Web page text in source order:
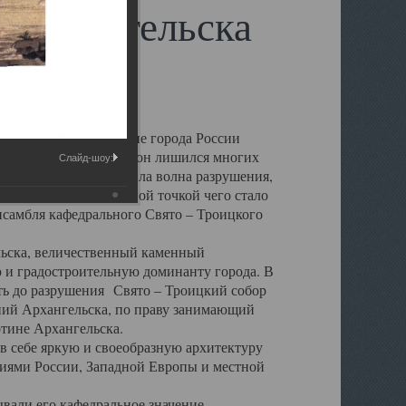
другие губернские города России
результате которых он лишился многих
Архангельску ударила волна разрушения,
–х годов. Отправной точкой чего стало
кафедрального Свято – Троицкого
величественный каменный
градостроительную доминанту города. В
до разрушения Свято – Троицкий собор
Архангельска, по праву занимающий
Архангельска.
яркую и своеобразную архитектуру
России, Западной Европы и местной
Слайд-шоу: